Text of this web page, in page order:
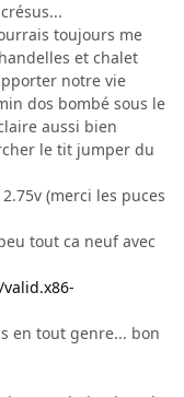
toujours me
et chalet
notre vie
dos bombé sous le
aussi bien
le tit jumper du
(merci les puces
tout ca neuf avec
en tout genre... bon